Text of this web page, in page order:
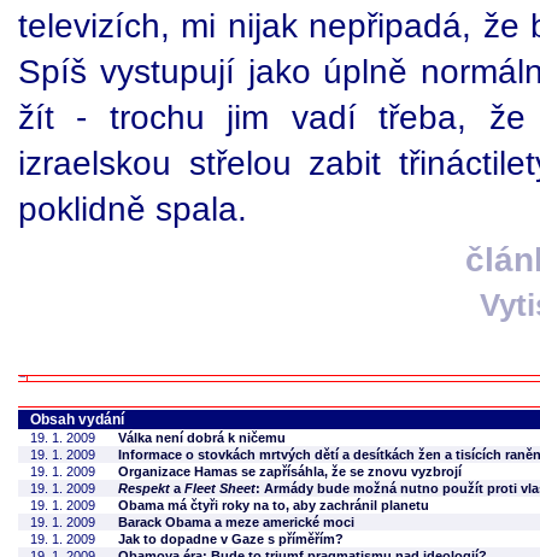
televizích, mi nijak nepřipadá, že
Spíš vystupují jako úplně
žít - trochu jim vadí třeba,
izraelskou střelou zabit
poklidně spala.
Obsah vydání
19. 1. 2009
Válka není dobrá k ničemu
19. 1. 2009
Informace o stovkách mrtvých dětí a desítkách žen a tisících
19. 1. 2009
Organizace Hamas se zapřísáhla, že se znovu vyzbrojí
19. 1. 2009
Respekt a Fleet Sheet: Armády bude možná nutno použít proti
19. 1. 2009
Obama má čtyři roky na to, aby zachránil planetu
19. 1. 2009
Barack Obama a meze americké moci
19. 1. 2009
Jak to dopadne v Gaze s příměřím?